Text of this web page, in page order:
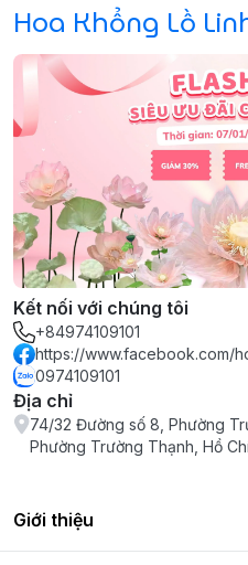
Hoa Khổng Lồ
Kết nối với chúng tôi
+84974109101
https://www.facebook.com/
0974109101
Địa chỉ
74/32 Đường số 8, Phường
Phường Trường Thạnh, Hồ
Giới thiệu